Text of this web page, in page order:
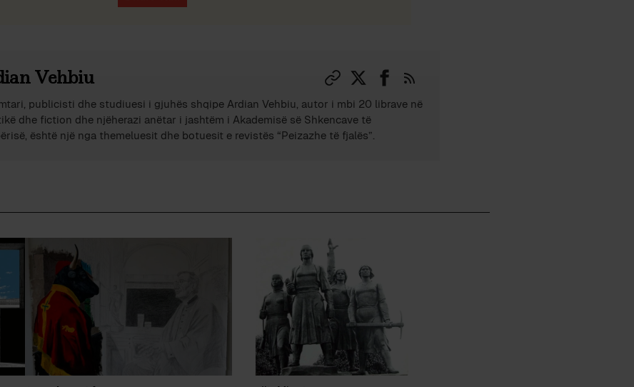
Vehbiu
publicisti dhe studiuesi i gjuhës shqipe Ardian Vehbiu, autor i mbi 20 librave në
dhe fiction dhe njëherazi anëtar i jashtëm i Akademisë së Shkencave të
është një nga themeluesit dhe botuesit e revistës “Peizazhe të fjalës”.